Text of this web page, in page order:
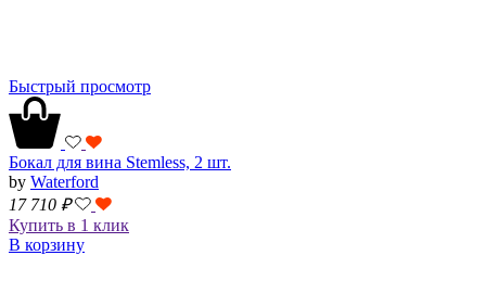
Быстрый просмотр
Бокал для вина Stemless, 2 шт.
by Waterford
17 710 ₽
Купить в 1 клик
В корзину